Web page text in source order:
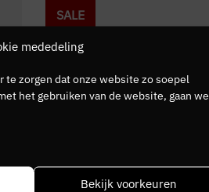
mededeling
te zorgen dat onze website zo soepel
het gebruiken van de website, gaan
Bekijk voorkeuren
SALE